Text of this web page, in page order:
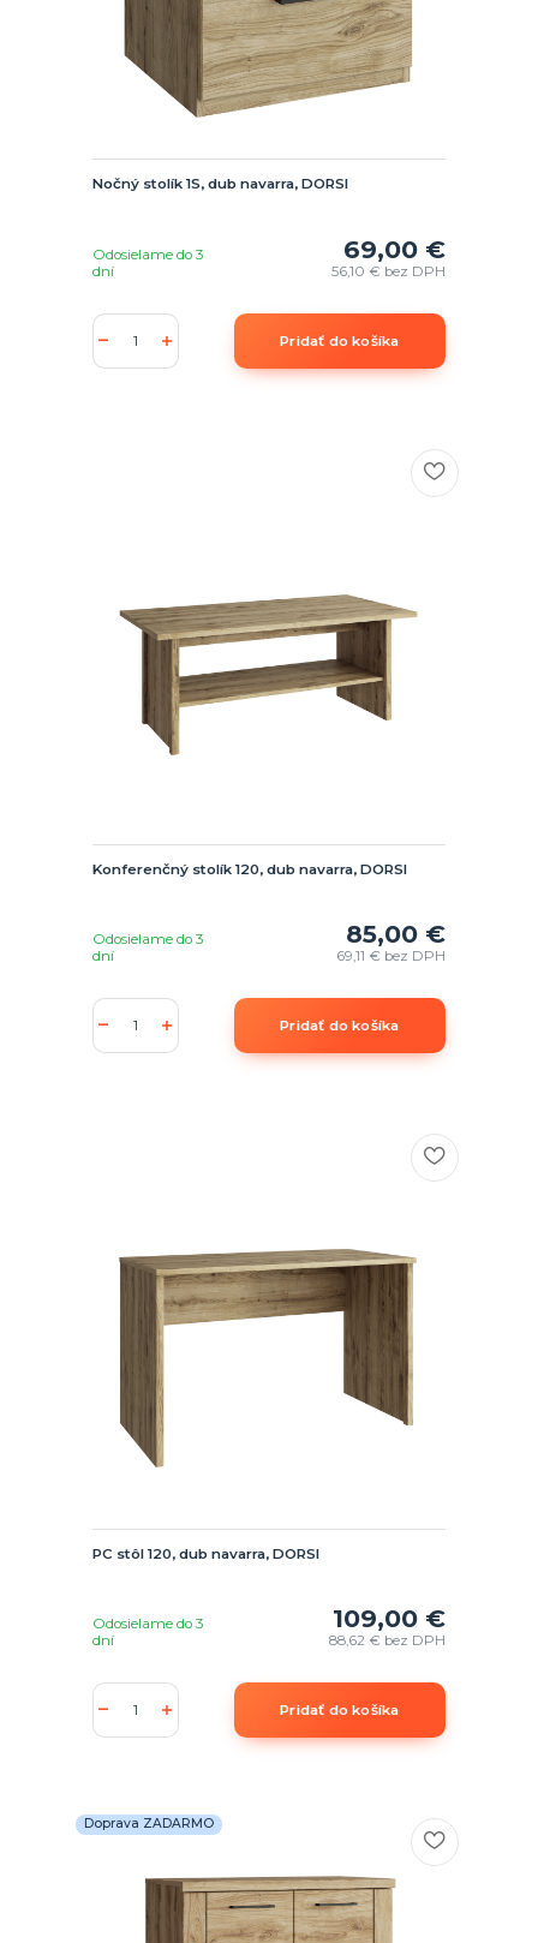
Nočný stolík 1S, dub navarra, DORSI
69,00 €
56,10 € bez DPH
Odosielame do 3
dní
Pridať do košíka
Konferenčný stolík 120, dub navarra, DORSI
85,00 €
69,11 € bez DPH
Odosielame do 3
dní
Pridať do košíka
PC stôl 120, dub navarra, DORSI
109,00 €
88,62 € bez DPH
Odosielame do 3
dní
Pridať do košíka
Doprava ZADARMO